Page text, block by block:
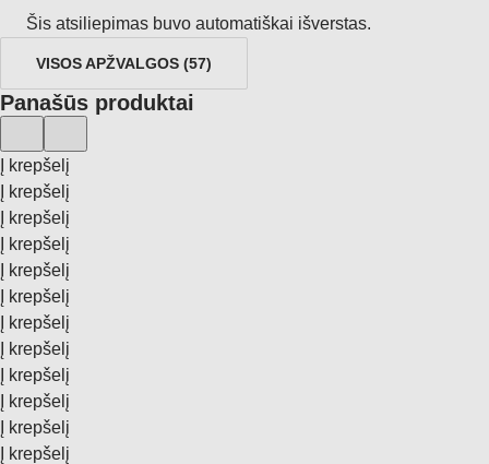
Šis atsiliepimas buvo automatiškai išverstas.
VISOS APŽVALGOS (57)
Panašūs produktai
Į krepšelį
Į krepšelį
Į krepšelį
Į krepšelį
Į krepšelį
Į krepšelį
Į krepšelį
Į krepšelį
Į krepšelį
Į krepšelį
Į krepšelį
Į krepšelį